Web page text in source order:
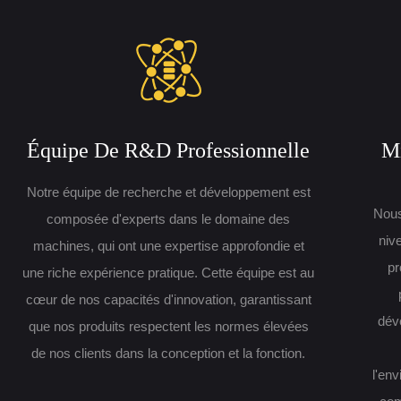
Équipe De R&D Professionnelle
Notre équipe de recherche et développement est
composée d'experts dans le domaine des
machines, qui ont une expertise approfondie et
une riche expérience pratique. Cette équipe est au
cœur de nos capacités d'innovation, garantissant
que nos produits respectent les normes élevées
de nos clients dans la conception et la fonction.